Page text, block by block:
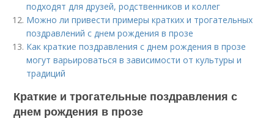
подходят для друзей, родственников и коллег
Можно ли привести примеры кратких и трогательных
поздравлений с днем рождения в прозе
Как краткие поздравления с днем рождения в прозе
могут варьироваться в зависимости от культуры и
традиций
Краткие и трогательные поздравления с
днем рождения в прозе